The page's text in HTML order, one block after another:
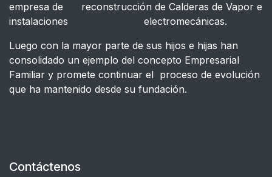
empresa de reconstrucción de Calderas de Vapor e
instalaciones electromecánicas.
Luego con la mayor parte de sus hijos e hijas han
consolidado un ejemplo del concepto Empresarial
Familiar y promete continuar el proceso de evolución
que ha mantenido desde su fundación.
Contáctenos